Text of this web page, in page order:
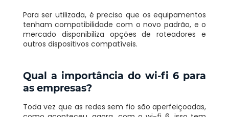
Para ser utilizada, é preciso que os equipamentos
tenham compatibilidade com o novo padrão, e o
mercado disponibiliza opções de roteadores e
outros dispositivos compatíveis.
Qual a importância do wi-fi 6 para
as empresas?
Toda vez que as redes sem fio são aperfeiçoadas,